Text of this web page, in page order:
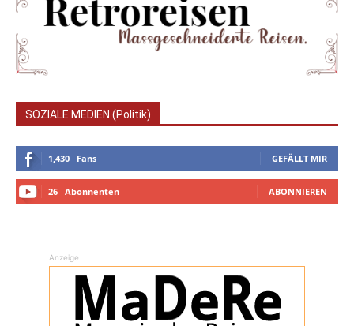
SOZIALE MEDIEN (Politik)
1,430 Fans GEFÄLLT MIR
26 Abonnenten ABONNIEREN
Anzeige